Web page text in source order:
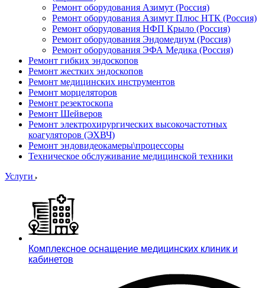
Ремонт оборудования Азимут (Россия)
Ремонт оборудования Азимут Плюс НТК (Россия)
Ремонт оборудования НФП Крыло (Россия)
Ремонт оборудования Эндомедиум (Россия)
Ремонт оборудования ЭФА Медика (Россия)
Ремонт гибких эндоскопов
Ремонт жестких эндоскопов
Ремонт медицинских инструментов
Ремонт морцеляторов
Ремонт резектоскопа
Ремонт Шейверов
Ремонт электрохирургических высокочастотных
коагуляторов (ЭХВЧ)
Ремонт эндовидеокамеры\процессоры
Техническое обслуживание медицинской техники
Услуги
Комплексное оснащение медицинских клиник и
кабинетов